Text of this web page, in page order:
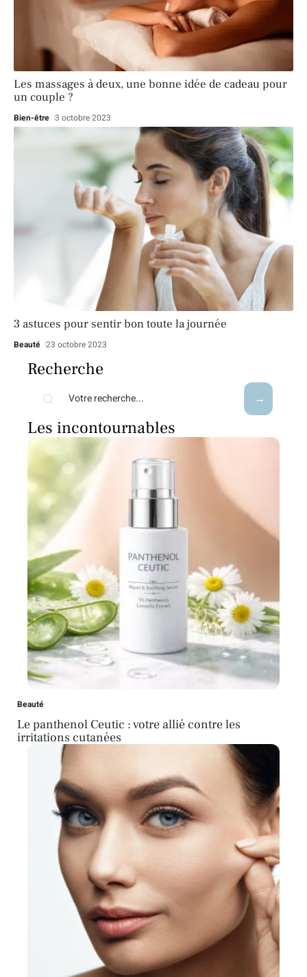
Les massages à deux, une bonne idée de cadeau pour
un couple ?
Bien-être 3 octobre 2023
3 astuces pour sentir bon toute la journée
Beauté 23 octobre 2023
Recherche
Les incontournables
Beauté
Le panthenol Ceutic : votre allié contre les
irritations cutanées